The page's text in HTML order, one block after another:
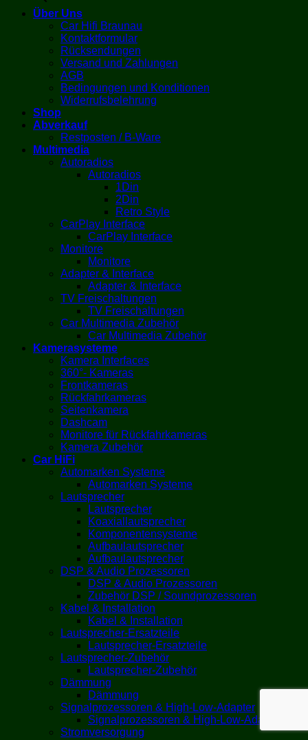
Über Uns
Car Hifi Braunau
Kontaktformular
Rücksendungen
Versand und Zahlungen
AGB
Bedingungen und Konditionen
Widerrufsbelehrung
Shop
Abverkauf
Restposten / B-Ware
Multimedia
Autoradios
Autoradios
1Din
2Din
Retro Style
CarPlay Interface
CarPlay Interface
Monitore
Monitore
Adapter & Interface
Adapter & Interface
TV Freischaltungen
TV Freischaltungen
Car Multimedia Zubehör
Car Multimedia Zubehör
Kamerasysteme
Kamera Interfaces
360°- Kameras
Frontkameras
Rückfahrkameras
Seitenkamera
Dashcam
Monitore für Rückfahrkameras
Kamera Zubehör
Car HiFi
Automarken Systeme
Automarken Systeme
Lautsprecher
Lautsprecher
Koaxiallautsprecher
Komponentensysteme
Aufbaulautsprecher
Aufbaulautsprecher
DSP & Audio Prozessoren
DSP & Audio Prozessoren
Zubehör DSP / Soundprozessoren
Kabel & Installation
Kabel & Installation
Lautsprecher-Ersatzteile
Lautsprecher-Ersatzteile
Lautsprecher-Zubehör
Lautsprecher-Zubehör
Dämmung
Dämmung
Signalprozessoren & High-Low-Adapter
Signalprozessoren & High-Low-Adapter
Stromversorgung